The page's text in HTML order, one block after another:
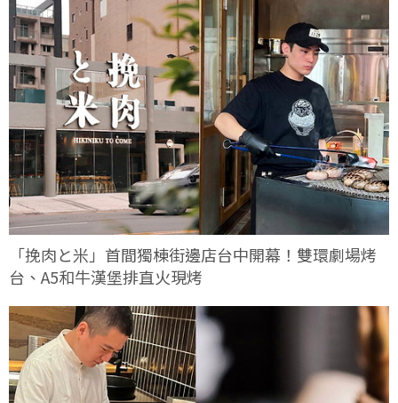
「挽肉と米」首間獨棟街邊店台中開幕！雙環劇場烤
台、A5和牛漢堡排直火現烤